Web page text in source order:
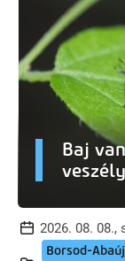
Baj
2026. 08. 08.,
Borsod-